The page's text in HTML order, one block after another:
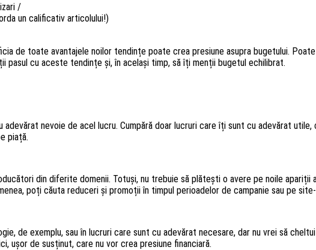
/
un calificativ articolului!)
de toate avantajele noilor tendințe poate crea presiune asupra bugetului.
pasul cu aceste tendințe și, în același timp, să îți menții bugetul echilibrat.
nevoie de acel lucru. Cumpără doar lucruri care îți sunt cu adevărat
piață.
din diferite domenii. Totuși, nu trebuie să plătești o avere pe noile
poți căuta reduceri și promoții în timpul perioadelor de campanie sau pe
de exemplu, sau în lucruri care sunt cu adevărat necesare, dar nu vrei să
ușor de susținut, care nu vor crea presiune financiară.